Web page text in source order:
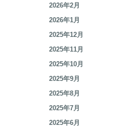
2026年4月
2026年3月
2026年2月
2026年1月
2025年12月
2025年11月
2025年10月
2025年9月
2025年8月